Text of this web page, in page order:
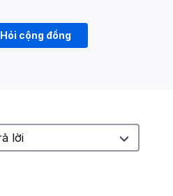
Hỏi cộng đồng